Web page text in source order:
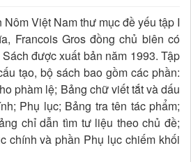
Việt Nam thư mục đề yếu tập I
Francois Gros đồng chủ biên có
được xuất bản năm 1993. Tập
tạo, bộ sách bao gồm các phần:
phàm lệ; Bảng chữ viết tắt và dấu
Phụ lục; Bảng tra tên tác phẩm;
chỉ dẫn tìm tư liệu theo chủ đề;
chính và phần Phụ lục chiếm khối